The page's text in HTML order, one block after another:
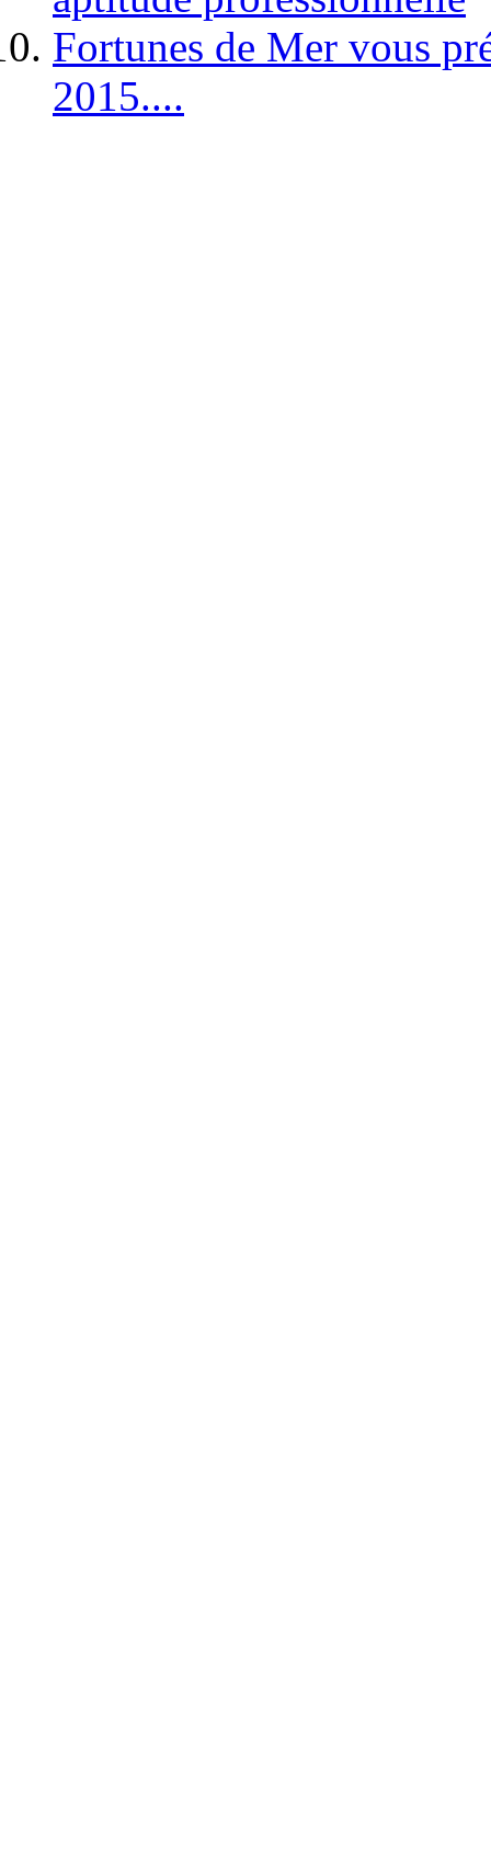
Fortunes de Mer vous
2015....